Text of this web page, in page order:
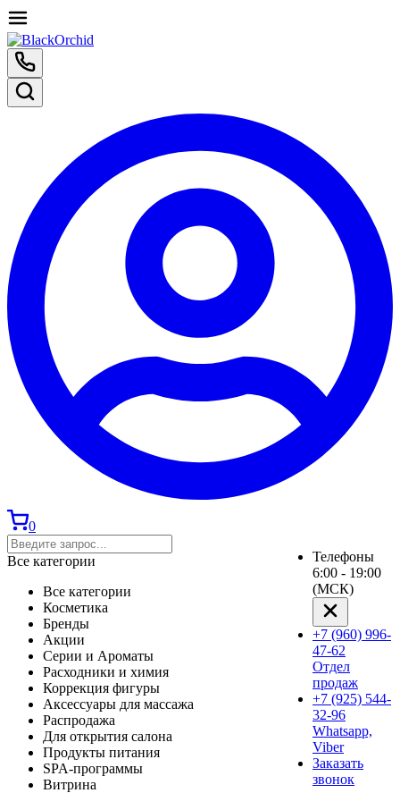
0
Все категории
Все категории
Косметика
Бренды
Акции
Серии и Ароматы
Расходники и химия
Коррекция фигуры
Аксессуары для массажа
Распродажа
Для открытия салона
Продукты питания
SPA-программы
Витрина
Телефоны
6:00 - 19:00
(МСК)
+7 (960) 996-
47-62
Отдел
продаж
+7 (925) 544-
32-96
Whatsapp,
Viber
Заказать
звонок